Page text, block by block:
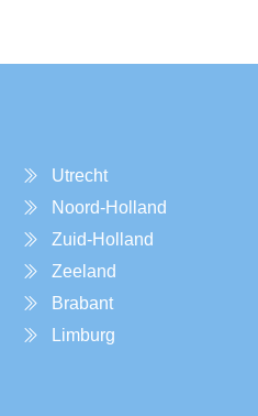
Utrecht
Noord-Holland
Zuid-Holland
Zeeland
Brabant
Limburg